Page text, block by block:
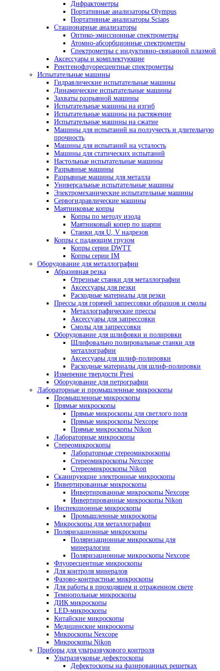
Анализаторы драгметаллов
Анализаторы руды
Портативные анализаторы металла и
Рентгенофлуоресцентные анализаторы
Лазерные спектрометры
Дифрактометры
Портативные анализаторы Olympus
Портативные анализаторы Sciaps
Стационарные анализаторы
Оптико-эмиссионные спектрометры
Атомно-абсорбционные спектрометры
Спектрометры с индуктивно-
Аксессуары и комплектующие
Рентгенофлуоресцентные спектрометры
Испытательные машины
Гидравлические испытательные машины
Динамические испытательные машины
Захваты разрывной машины
Испытательные машины на изгиб
Испытательные машины на растяжение
Испытательные машины на сжатие
Машины для испытаний на ползучесть и
прочность
Машины для испытаний на усталость
Машины для статических испытаний
Настольные испытательные машины
Разрывные машины
Разрывные машины для металла
Универсальные испытательные машины
Электромеханические испытательные
Сервогидравлические машины
Маятниковые копры
Копры по методу изода
Маятниковый копер по шарпи
Станки для U, V надрезов
Копры с падающим грузом
Копры серии DWTT
Копры серии IM
Оборудование для металлографии
Абразивная резка
Отрезные станки для металлографии
Аксессуары для резки
Расходные материалы для резки
Прессы для горячей запрессовки образцов и
Металлографические прессы
Аксессуары для запрессовки
Смолы для запрессовки
Оборудование для шлифовки и полировки
Шлифовально полировальные станки
металлографии
Аксессуары для шлиф-полировки
Расходные материалы для шлиф-
Измерение твердости Presi
Оборудование для петрографии
Лабораторные и промышленные микроскопы
Промышленные микроскопы
Прямые микроскопы
Прямые микроскопы для светлого поля
Прямые микроскопы Nexcope
Прямые микроскопы Nikon
Лабораторные микроскопы
Стереомикроскопы
Лабораторные стереомикроскопы
Стереомикроскопы Nexcope
Стереомикроскопы Nikon
Сканирующие электронные микроскопы
Инвертированные микроскопы
Инвертированные микроскопы Nexcope
Инвертированные микроскопы Nikon
Инспекционные микроскопы
Промышленные микроскопы
Микроскопы для металлографии
Поляризационные микроскопы